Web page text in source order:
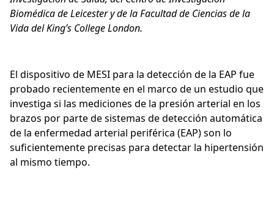
Biomédica de Leicester y de la Facultad de Ciencias de la
Vida del King’s College London.
El dispositivo de MESI para la detección de la EAP fue
probado recientemente en el marco de un estudio que
investiga si las mediciones de la presión arterial en los
brazos por parte de sistemas de detección automática
de la enfermedad arterial periférica (EAP) son lo
suficientemente precisas para detectar la hipertensión
al mismo tiempo.